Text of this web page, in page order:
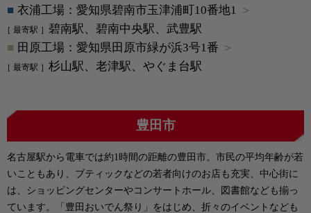
衣浦工場：愛知県碧南市玉津浦町10番地1
碧南駅、碧南中央駅、武豊駅
田原工場：愛知県田原市緑が浜3号1番
杉山駅、老津駅、やぐま台駅
豊田市
名古屋駅から電車では約1時間の距離の豊田市。市民の平均年齢が若
いこともあり、ブティックなどの若者向けのお店も充実、中心街に
は、ショッピングセンターやコンサートホール、図書館なども揃っ
ています。「豊田おいでん祭り」をはじめ、折々のイベントなども